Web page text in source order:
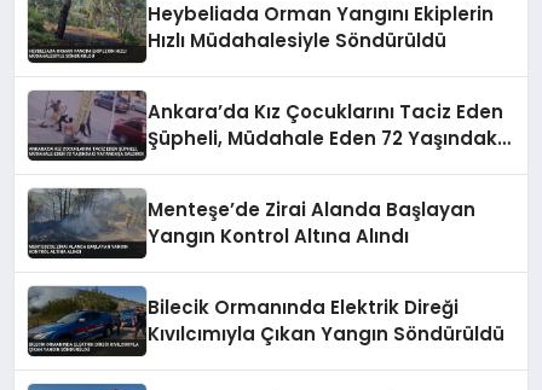
Heybeliada Orman Yangını Ekiplerin
Hızlı Müdahalesiyle Söndürüldü
Ankara’da Kız Çocuklarını Taciz Eden
Şüpheli, Müdahale Eden 72 Yaşındaki
Menteşe’de Zirai Alanda Başlayan
Yangın Kontrol Altına Alındı
Bilecik Ormanında Elektrik Direği
Kıvılcımıyla Çıkan Yangın Söndürüldü